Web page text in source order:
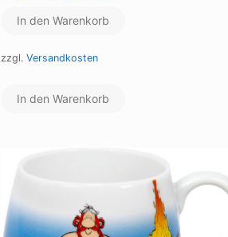
In den Warenkorb
zzgl. Versandkosten
In den Warenkorb